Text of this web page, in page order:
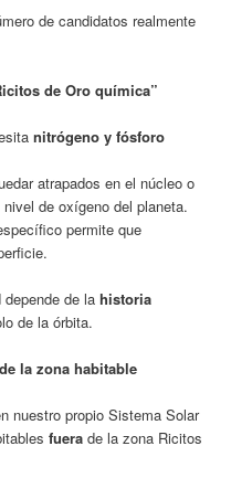
de candidatos realmente
de Oro química”
nitrógeno y fósforo
atrapados en el núcleo o
de oxígeno del planeta.
permite que
depende de lahistoria
de la órbita.
la zona habitable
nuestro propio Sistema Solar
fuera de la zona Ricitos